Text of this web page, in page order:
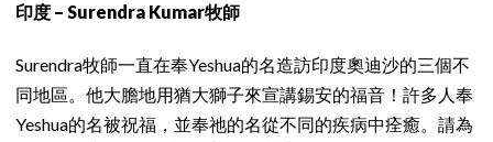
印度 – Surendra Kumar牧師
Surendra牧師一直在奉Yeshua的名造訪印度奧迪沙的三個不
同地區。他大膽地用猶大獅子來宣講錫安的福音！許多人奉
Yeshua的名被祝福，並奉祂的名從不同的疾病中痊癒。請為